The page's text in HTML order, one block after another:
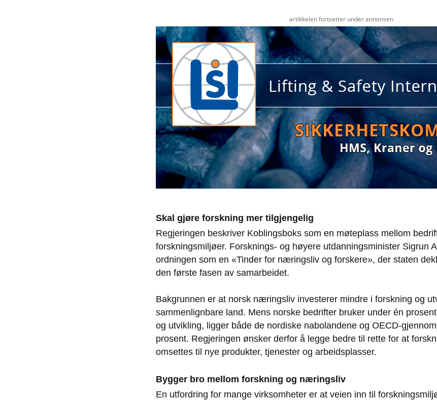
artikkelen fortsetter under annonsen
Skal gjøre forskning mer tilgjengelig
Regjeringen beskriver Koblingsboks som en møteplass mellom
forskningsmiljøer. Forsknings- og høyere utdanningsminister Sigrun
ordningen som en «Tinder for næringsliv og forskere», der staten
den første fasen av samarbeidet.
Bakgrunnen er at norsk næringsliv investerer mindre i forskning og
sammenlignbare land. Mens norske bedrifter bruker under én
og utvikling, ligger både de nordiske nabolandene og OECD-
prosent. Regjeringen ønsker derfor å legge bedre til rette for at
omsettes til nye produkter, tjenester og arbeidsplasser.
Bygger bro mellom forskning og næringsliv
En utfordring for mange virksomheter er at veien inn til